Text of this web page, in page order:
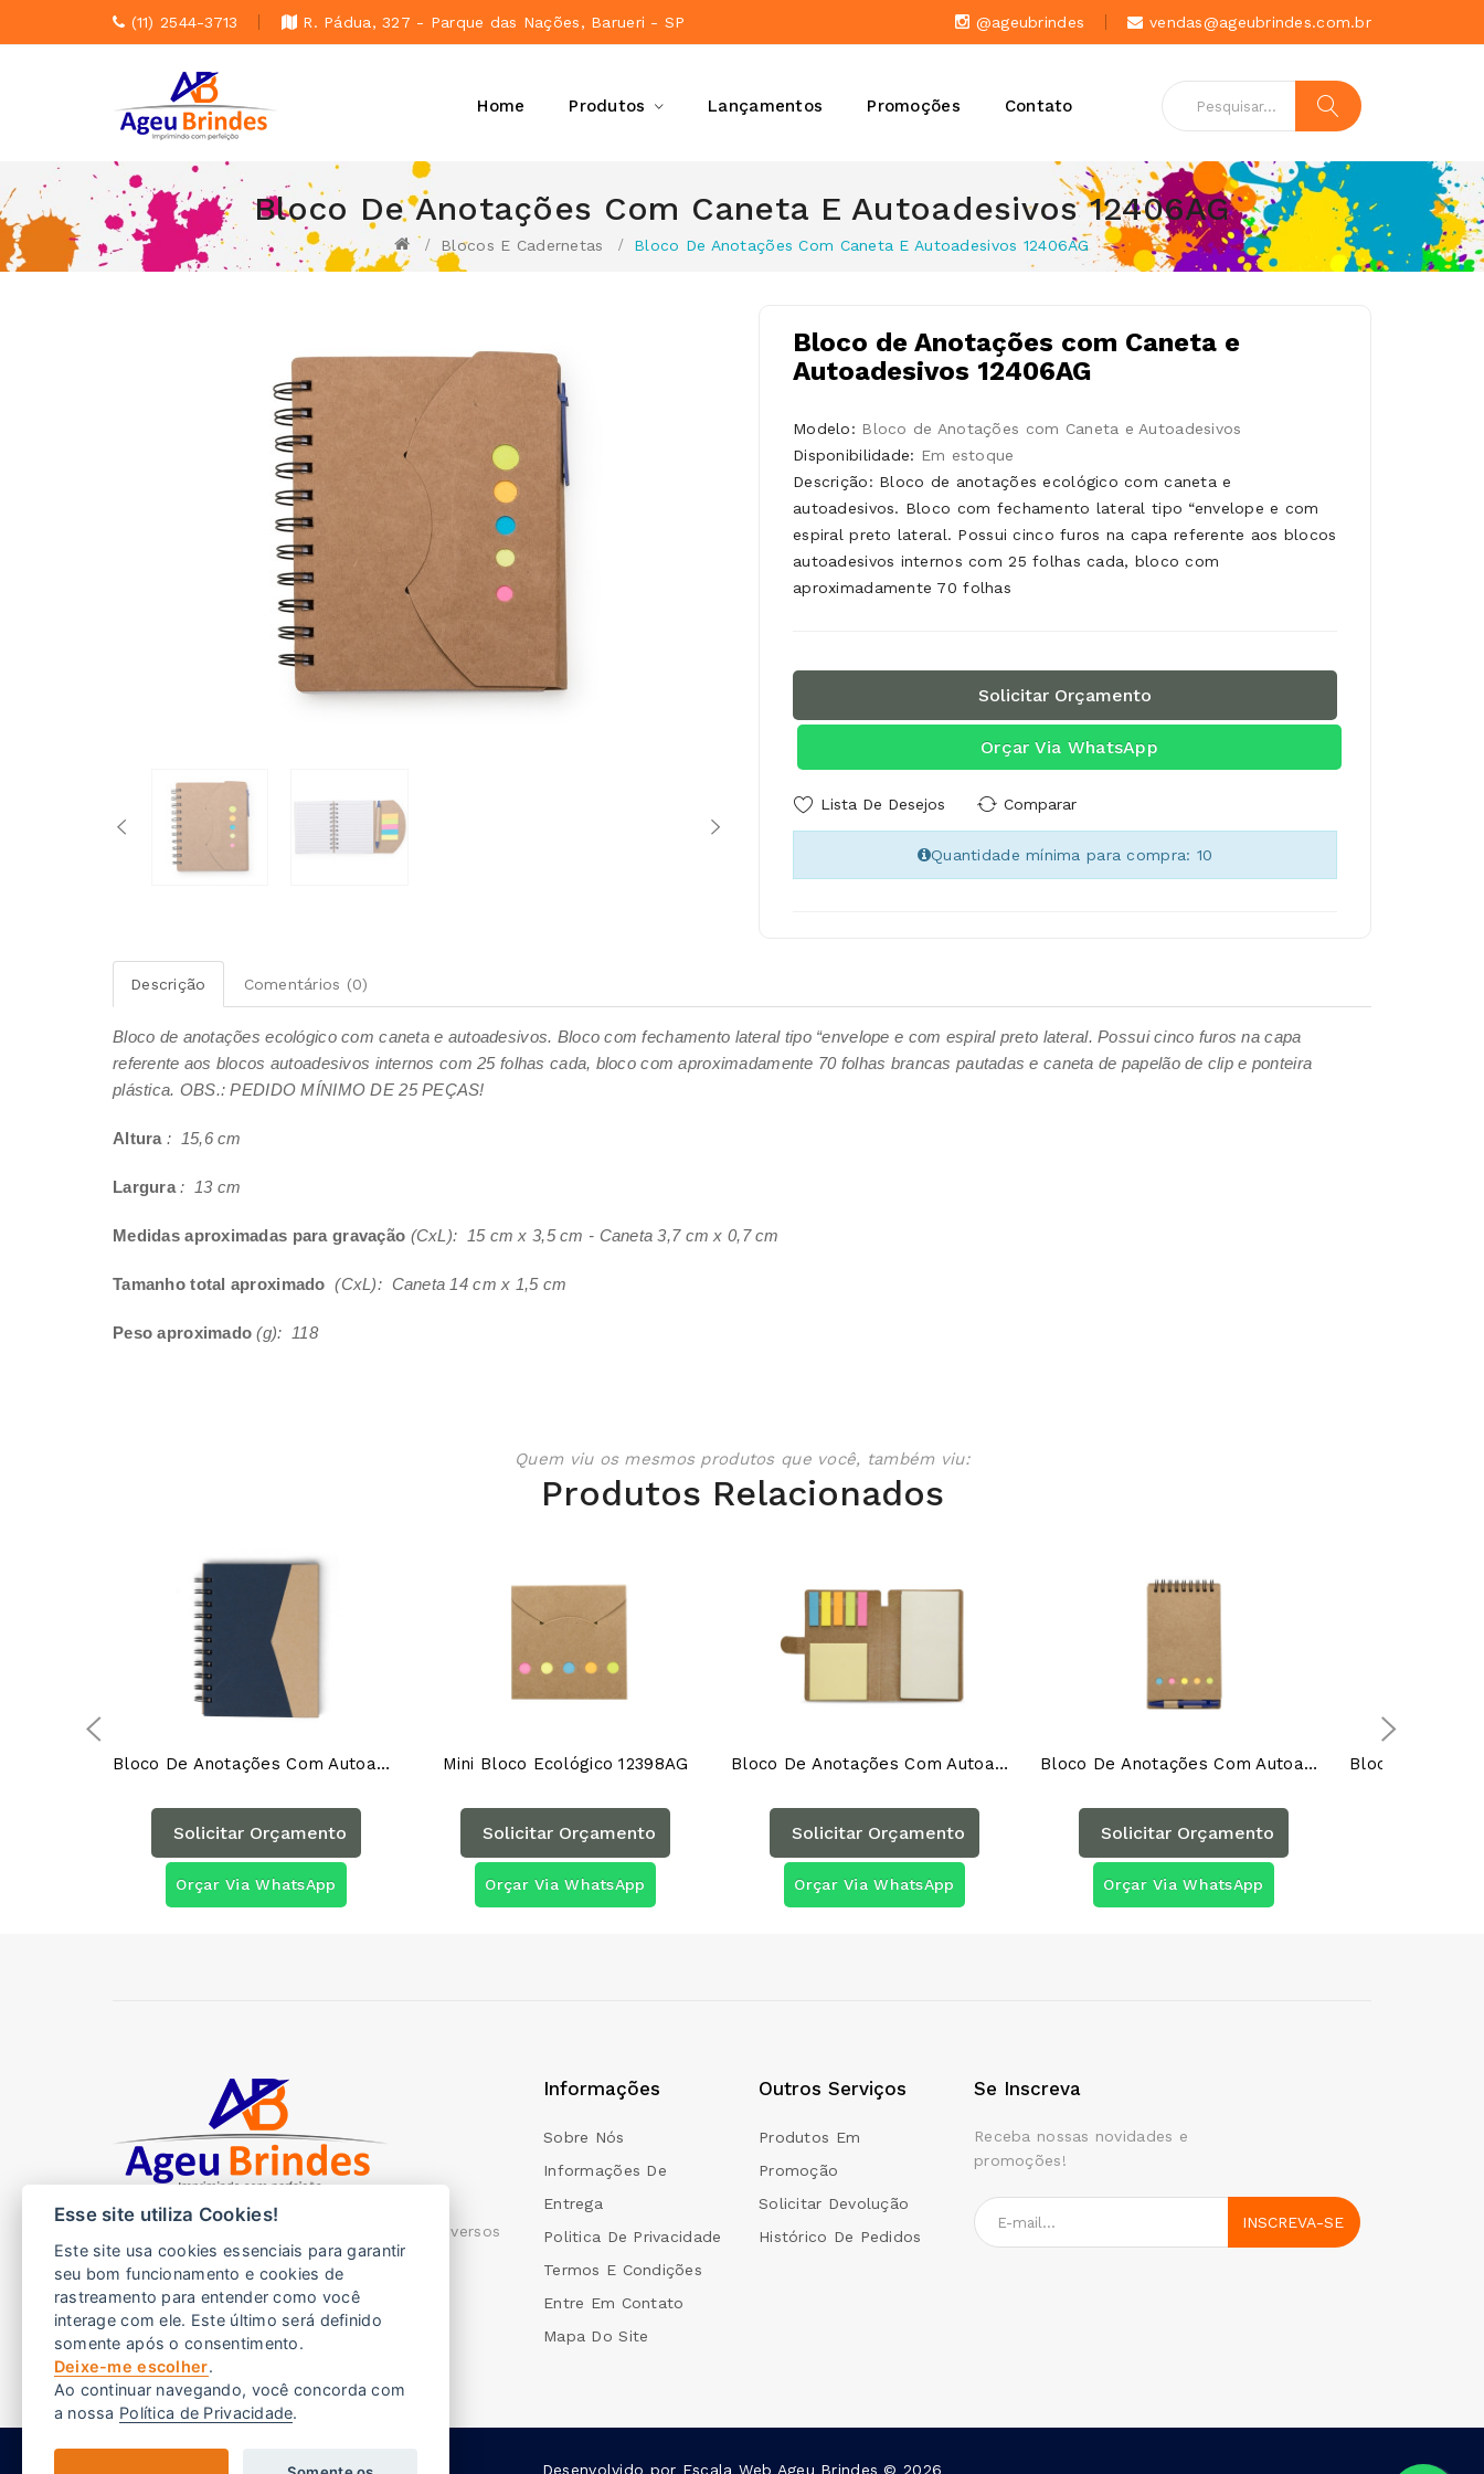
(11) 2544-3713 R. Pádua, 327 - Parque das Nações, Barueri - SP @ageubrindes vendas@ageubrindes.com.br
Home Produtos Lançamentos Promoções Contato
Bloco De Anotações Com Caneta E Autoadesivos 12406AG
Blocos E Cadernetas Bloco De Anotações Com Caneta E Autoadesivos 12406AG
Bloco de Anotações com Caneta e
Autoadesivos 12406AG
Modelo: Bloco de Anotações com Caneta e Autoadesivos
Disponibilidade: Em estoque
Descrição: Bloco de anotações ecológico com caneta e
autoadesivos. Bloco com fechamento lateral tipo “envelope e com
espiral preto lateral. Possui cinco furos na capa referente aos blocos
autoadesivos internos com 25 folhas cada, bloco com
aproximadamente 70 folhas
Solicitar Orçamento
Orçar Via WhatsApp
Lista De Desejos Comparar
Quantidade mínima para compra: 10
Descrição Comentários (0)
Bloco de anotações ecológico com caneta e autoadesivos. Bloco com fechamento lateral tipo “envelope e com espiral preto lateral. Possui cinco furos na capa
referente aos blocos autoadesivos internos com 25 folhas cada, bloco com aproximadamente 70 folhas brancas pautadas e caneta de papelão de clip e ponteira
plástica. OBS.: PEDIDO MÍNIMO DE 25 PEÇAS!
Altura : 15,6 cm
Largura: 13 cm
Medidas aproximadas para gravação (CxL): 15 cm x 3,5 cm - Caneta 3,7 cm x 0,7 cm
Tamanho total aproximado (CxL): Caneta 14 cm x 1,5 cm
Peso aproximado (g): 118
Quem viu os mesmos produtos que você, também viu:
Produtos Relacionados
Bloco De Anotações Com Autoadesivos 18515AG
Solicitar Orçamento
Orçar Via WhatsApp
Mini Bloco Ecológico 12398AG
Solicitar Orçamento
Orçar Via WhatsApp
Bloco De Anotações Com Autoadesivos 11911SAG
Solicitar Orçamento
Orçar Via WhatsApp
Bloco De Anotações Com Autoadesivos E Caneta 12244AG
Solicitar Orçamento
Orçar Via WhatsApp
Ageu brindes, imprimimos com perfeição diversos
brindes para sua empresa.
Endereço: Rua Pádua 327 - Barueri SP
E-mail:
vendas@ageubrindes.com.br
Telefone:(11) 2544-3713
Informações
Sobre Nós
Informações De
Entrega
Politica De Privacidade
Termos E Condições
Entre Em Contato
Mapa Do Site
Outros Serviços
Produtos Em
Promoção
Solicitar Devolução
Histórico De Pedidos
Se Inscreva
Receba nossas novidades e
promoções!
INSCREVA-SE
Desenvolvido por Escala Web Ageu Brindes © 2026
Esse site utiliza Cookies!
Este site usa cookies essenciais para garantir
seu bom funcionamento e cookies de
rastreamento para entender como você
interage com ele. Este último será definido
somente após o consentimento.
Deixe-me escolher.
Ao continuar navegando, você concorda com
a nossa Política de Privacidade.